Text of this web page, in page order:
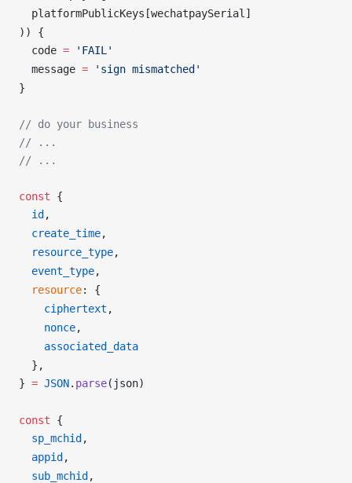
platformPublicKeys [wechatpaySerial ]
)) {
code = 'FAIL'
message = 'sign mismatched'
}
// do your business
// ...
// ...
const {
id ,
create_time,
resource_type,
event_type,
resource: {
ciphertext ,
nonce,
associated_data
  },
} = JSON. parse( json)
const {
sp_mchid ,
appid ,
sub_mchid ,